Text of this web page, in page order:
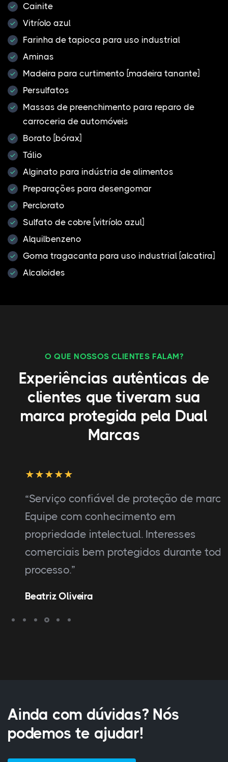
Cainite
Vitríolo azul
Farinha de tapioca para uso industrial
Aminas
Madeira para curtimento [madeira tanante]
Persulfatos
Massas de preenchimento para reparo de
carroceria de automóveis
Borato [bórax]
Tálio
Alginato para indústria de alimentos
Preparações para desengomar
Perclorato
Sulfato de cobre [vitríolo azul]
Alquilbenzeno
Goma tragacanta para uso industrial [alcatira]
Alcaloides
O QUE NOSSOS CLIENTES FALAM?
Experiências autênticas de
clientes que tiveram sua
marca protegida pela Dual
Marcas
“Serviço confiável de proteção de marca.
Equipe com conhecimento em
propriedade intelectual. Interesses
comerciais bem protegidos durante todo o
processo.”
Beatriz Oliveira
Ainda com dúvidas? Nós
podemos te ajudar!